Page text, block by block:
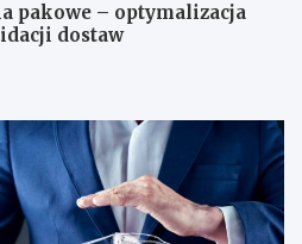
pakowe – optymalizacja
dostaw